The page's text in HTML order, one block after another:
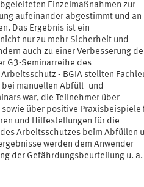
Einzelmaßnahmen zur
aufeinander abgestimmt und an
Das Ergebnis ist ein
nur zu mehr Sicherheit und
auch zu einer Verbesserung
G3-Seminarreihe des
- BGIA stellten
manuellen Abfüll- und
war, die Teilnehmer über
über positive Praxisbeispiele
und Hilfestellungen für die
Arbeitsschutzes beim Abfüllen
werden dem Anwender
der Gefährdungsbeurteilung u. a.